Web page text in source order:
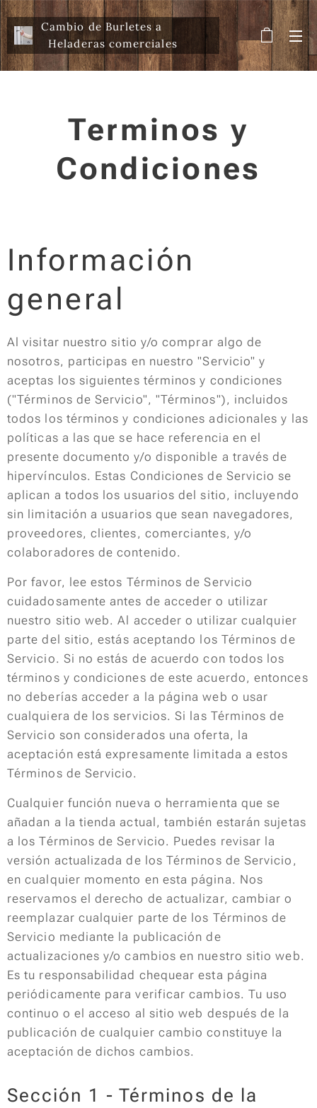
Cambio de Burletes a
Heladeras comerciales
Terminos y
Condiciones
Información
general
Al visitar nuestro sitio y/o comprar algo de
nosotros, participas en nuestro "Servicio" y
aceptas los siguientes términos y condiciones
("Términos de Servicio", "Términos"), incluidos
todos los términos y condiciones adicionales y las
políticas a las que se hace referencia en el
presente documento y/o disponible a través de
hipervínculos. Estas Condiciones de Servicio se
aplican a todos los usuarios del sitio, incluyendo
sin limitación a usuarios que sean navegadores,
proveedores, clientes, comerciantes, y/o
colaboradores de contenido.
Por favor, lee estos Términos de Servicio
cuidadosamente antes de acceder o utilizar
nuestro sitio web. Al acceder o utilizar cualquier
parte del sitio, estás aceptando los Términos de
Servicio. Si no estás de acuerdo con todos los
términos y condiciones de este acuerdo, entonces
no deberías acceder a la página web o usar
cualquiera de los servicios. Si las Términos de
Servicio son considerados una oferta, la
aceptación está expresamente limitada a estos
Términos de Servicio.
Cualquier función nueva o herramienta que se
añadan a la tienda actual, también estarán sujetas
a los Términos de Servicio. Puedes revisar la
versión actualizada de los Términos de Servicio,
en cualquier momento en esta página. Nos
reservamos el derecho de actualizar, cambiar o
reemplazar cualquier parte de los Términos de
Servicio mediante la publicación de
actualizaciones y/o cambios en nuestro sitio web.
Es tu responsabilidad chequear esta página
periódicamente para verificar cambios. Tu uso
continuo o el acceso al sitio web después de la
publicación de cualquier cambio constituye la
aceptación de dichos cambios.
Sección 1 - Términos de la